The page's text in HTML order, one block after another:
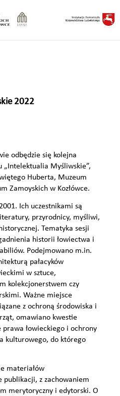
2022
odbędzie się kolejna
„Intelektualia Myśliwskie”,
Huberta, Muzeum
Zamoyskich w Kozłówce.
Ich uczestnikami są
przyrodnicy, myśliwi,
Tematyka sesji
historii łowiectwa i
Podejmowano m.in.
pałacyków
w sztuce,
kolekcjonerstwem czy
Ważne miejsce
z ochroną środowiska i
omawiano kwestie
prawa łowieckiego i ochrony
kulturowego, do którego
materiałów
publikacji, z zachowaniem
merytoryczny i edytorski. O